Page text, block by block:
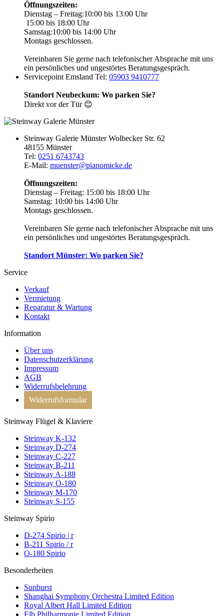
Öffnungszeiten:
Dienstag – Freitag:10:00 bis 13:00 Uhr
15:00 bis 18:00 Uhr
Samstag:10:00 bis 14:00 Uhr
Montags geschlossen.
Vereinbaren Sie gerne nach telefonischer Absprache mit uns
ein persönliches und ungestörtes Beratungsgespräch.
Servicepoint Emsland Tel: 05903 9410777
Standort Neubeckum: Wo parken Sie?
Direkt vor der Tür 😊
Steinway Galerie MünsterWolbecker Str. 62
48155 Münster
Tel: 0251 6743743
E-Mail: muenster@pianomicke.de
Öffnungszeiten:
Dienstag – Freitag: 15:00 bis 18:00 Uhr
Samstag: 10:00 bis 14:00 Uhr
Montags geschlossen.
Vereinbaren Sie gerne nach telefonischer Absprache mit uns
ein persönliches und ungestörtes Beratungsgespräch.
Standort Münster: Wo parken Sie?
Service
Verkauf
Vermietung
Reparatur & Wartung
Kontakt
Information
Über uns
Datenschutzerklärung
Impressum
AGB
Widerrufsbelehrung
Widerrufsformular
Steinway Flügel & Klaviere
Steinway K-132
Steinway D-274
Steinway C-227
Steinway B-211
Steinway A-188
Steinway O-180
Steinway M-170
Steinway S-155
Steinway Spirio
D-274 Spirio | r
B-211 Spirio / r
O-180 Spirio
Besonderheiten
Sunburst
Shanghai Symphony Orchestra Limited Edition
Royal Albert Hall Limited Edition